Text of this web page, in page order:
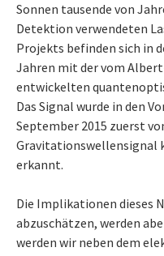
Sonnen tausende von
Detektion verwendeten
Projekts befinden sich in
Jahren mit der vom
entwickelten
Das Signal wurde in den
September 2015 zuerst
Gravitationswellensignal
erkannt.
Die Implikationen dieses
abzuschätzen, werden
werden wir neben dem